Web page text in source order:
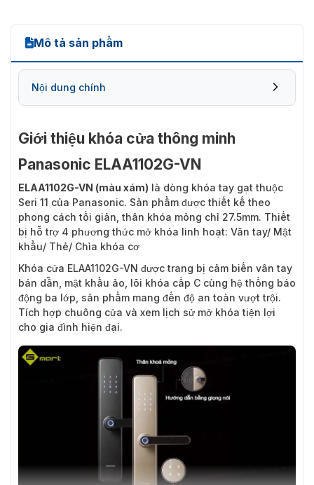
Mô tả sản phẩm
Nội dung chính
Giới thiệu khóa cửa thông minh
Panasonic ELAA1102G-VN
ELAA1102G-VN (màu xám) là dòng khóa tay gạt thuộc
Seri 11 của Panasonic. Sản phẩm được thiết kế theo
phong cách tối giản, thân khóa mỏng chỉ 27.5mm. Thiết
bị hỗ trợ 4 phương thức mở khóa linh hoạt: Vân tay/ Mật
khẩu/ Thẻ/ Chìa khóa cơ
Khóa cửa ELAA1102G-VN được trang bị cảm biến vân tay
bán dẫn, mật khẩu ảo, lõi khóa cấp C cùng hệ thống báo
động ba lớp, sản phẩm mang đến độ an toàn vượt trội.
Tích hợp chuông cửa và xem lịch sử mở khóa tiện lợi
cho gia đình hiện đại.